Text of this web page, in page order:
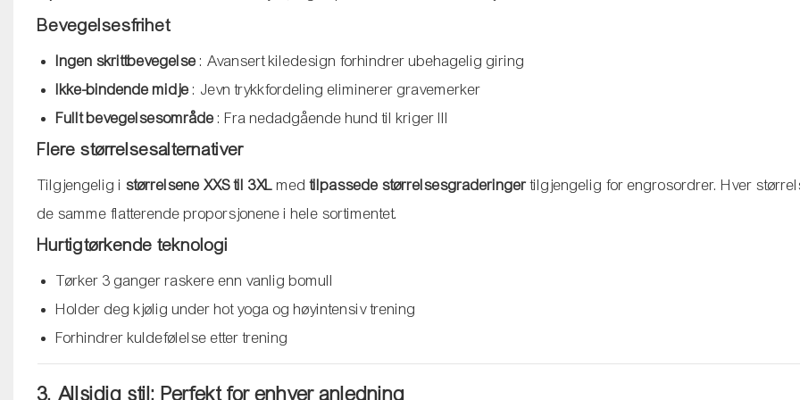
Bevegelsesfrihet
Ingen skrittbevegelse: Avansert kiledesign forhindrer ubehagelig giring
Ikke-bindende midje: Jevn trykkfordeling eliminerer gravemerker
Fullt bevegelsesområde: Fra nedadgående hund til kriger III
Flere størrelsesalternativer
Tilgjengelig i størrelsene XXS til 3XLmedtilpassede størrelsesgraderingertilgjengelig for engrosordrer. Hver
de samme flatterende proporsjonene i hele sortimentet.
Hurtigtørkende teknologi
Tørker 3 ganger raskere enn vanlig bomull
Holder deg kjølig under hot yoga og høyintensiv trening
Forhindrer kuldefølelse etter trening
3. Allsidig stil: Perfekt for enhver anledning